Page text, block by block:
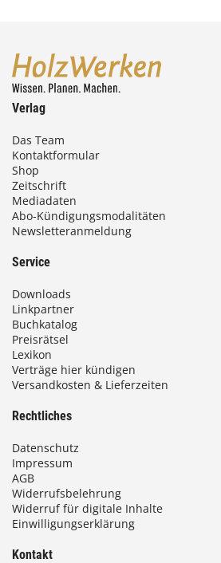
Verlag
Das Team
Kontaktformular
Shop
Zeitschrift
Mediadaten
Abo-Kündigungsmodalitäten
Newsletteranmeldung
Service
Downloads
Linkpartner
Buchkatalog
Preisrätsel
Lexikon
Verträge hier kündigen
Versandkosten & Lieferzeiten
Rechtliches
Datenschutz
Impressum
AGB
Widerrufsbelehrung
Widerruf für digitale Inhalte
Einwilligungserklärung
Kontakt